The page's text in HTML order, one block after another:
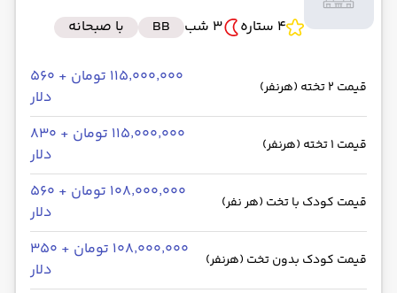
4 ستاره
3 شب BB با صبحانه
قیمت 2 تخته (هرنفر)
۱۱۵٬۰۰۰٬۰۰۰ تومان + ۵۶۰
دلار
قیمت 1 تخته (هرنفر)
۱۱۵٬۰۰۰٬۰۰۰ تومان + ۸۳۰
دلار
قیمت کودک با تخت (هر نفر)
۱۰۸٬۰۰۰٬۰۰۰ تومان + ۵۶۰
دلار
قیمت کودک بدون تخت (هرنفر)
۱۰۸٬۰۰۰٬۰۰۰ تومان + ۳۵۰
دلار